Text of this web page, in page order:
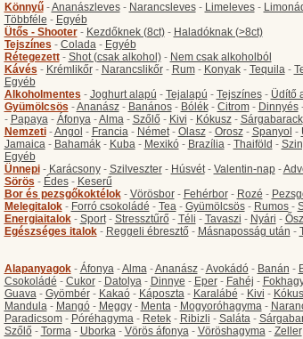
Könnyű-Ananászleves- Narancsleves- Limeleves-
Többféle - Egyéb
Ütős - Shooter- Kezdőknek (8ct)- Haladóknak (>8ct)
Tejszínes - Colada- Egyéb
Rétegezett- Shot (csak alkohol)- Nem csak alkoholból
Kávés - Krémlikőr- Narancslikőr- Rum- Konyak- Tequila-
Egyéb
Alkoholmentes - Joghurt alapú - Tejalapú - Tejszínes- Üdítő
Gyümölcsös -Ananász- Banános- Bólék- Citrom- Dinnyés
- Papaya- Áfonya-Alma- Szőlő- Kivi - Kókusz- Sárgabarack
Nemzeti-Angol - Francia- Német- Olasz- Orosz- Spanyol -
Jamaica- Bahamák- Kuba- Mexikó- Brazília- Thaiföld -
Egyéb
Ünnepi- Karácsony- Szilveszter- Húsvét- Valentin-nap-
Sörös - Édes- Keserű
Bor és pezsgőkoktélok- Vörösbor- Fehérbor- Rozé -
Melegitalok- Forró csokoládé - Tea- Gyümölcsös- Rumos-
Energiaitalok- Sport- Stressztűrő- Téli - Tavaszi - Nyári -
Egészséges italok- Reggeli ébresztő- Másnaposság után -
Alapanyagok- Áfonya-Alma-Ananász-Avokádó- Banán -
Csokoládé - Cukor- Datolya- Dinnye - Eper- Fahéj -
Guava- Gyömbér- Kakaó- Káposzta- Karalábé - Kivi -
Mandula- Mangó- Meggy- Menta- Mogyoróhagyma-
Paradicsom- Póréhagyma- Retek- Ribizli - Saláta-
Szőlő- Torma- Uborka- Vörös áfonya- Vöröshagyma- Zeller